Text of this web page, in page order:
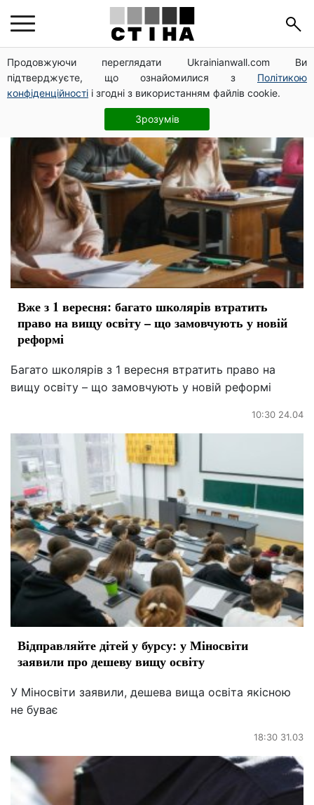
Продовжуючи переглядати Ukrainianwall.com Ви
підтверджуєте, що ознайомилися з Політикою
конфіденційності і згодні з використанням файлів cookie.
Зрозумів
навчальний рік
Вже з 1 вересня: багато школярів втратить
право на вищу освіту – що замовчують у новій
реформі
Багато школярів з 1 вересня втратить право на
вищу освіту – що замовчують у новій реформі
10:30 24.04
Відправляйте дітей у бурсу: у Міносвіти
заявили про дешеву вищу освіту
У Міносвіти заявили, дешева вища освіта якісною
не буває
18:30 31.03